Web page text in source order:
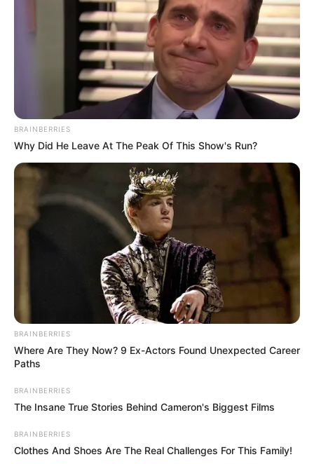
BRAINBERRIES
Why Did He Leave At The Peak Of This Show's Run?
BRAINBERRIES
Where Are They Now? 9 Ex-Actors Found Unexpected Career
Paths
BRAINBERRIES
The Insane True Stories Behind Cameron's Biggest Films
BRAINBERRIES
Clothes And Shoes Are The Real Challenges For This Family!